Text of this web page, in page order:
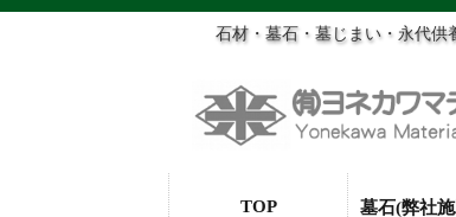
石材・墓石・墓じまい・永代供
TOP 墓石(弊社